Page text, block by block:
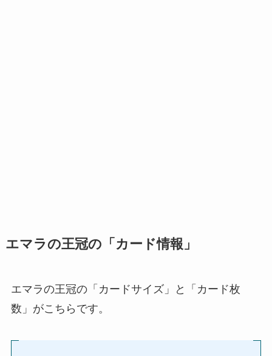
エマラの王冠の「カード情報」
エマラの王冠の「カードサイズ」と「カード枚
数」がこちらです。